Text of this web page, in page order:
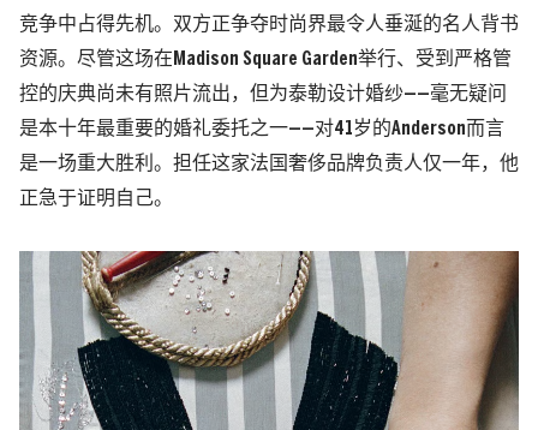
竞争中占得先机。双方正争夺时尚界最令人垂涎的名人背书
资源。尽管这场在Madison Square Garden举行、受到严格管
控的庆典尚未有照片流出，但为泰勒设计婚纱——毫无疑问
是本十年最重要的婚礼委托之一——对41岁的Anderson而言
是一场重大胜利。担任这家法国奢侈品牌负责人仅一年，他
正急于证明自己。